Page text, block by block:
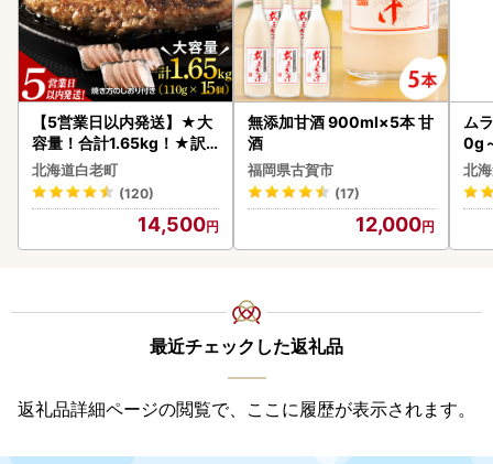
【5営業日以内発送】★大
容量！合計1.65kg！★訳
あり・牛の里ビーフハンバ
ーグ(110ｇ5枚入）×3 AG
058
北海道白老町
(120)
14,500
無添加甘酒 900ml×5本 甘
酒
福岡県古賀市
(17)
12,000
ム
0g
北
最近チェックした返礼品
返礼品詳細ページの閲覧で、ここに履歴が表示されます。